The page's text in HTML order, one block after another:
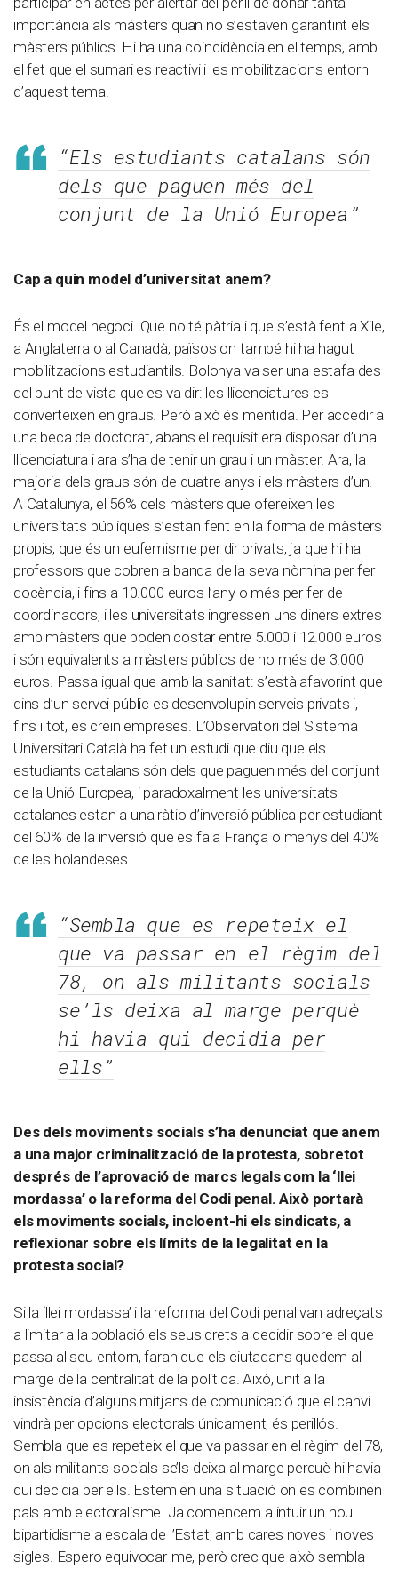
importància als màsters quan no s’estaven garantint els
màsters públics. Hi ha una coincidència en el temps, amb
el fet que el sumari es reactivi i les mobilitzacions entorn
d’aquest tema.
“Els estudiants catalans són
dels que paguen més del
conjunt de la Unió Europea”
Cap a quin model d’universitat anem?
És el model negoci. Que no té pàtria i que s’està fent a Xile,
a Anglaterra o al Canadà, països on també hi ha hagut
mobilitzacions estudiantils. Bolonya va ser una estafa des
del punt de vista que es va dir: les llicenciatures es
converteixen en graus. Però això és mentida. Per accedir a
una beca de doctorat, abans el requisit era disposar d’una
llicenciatura i ara s’ha de tenir un grau i un màster. Ara, la
majoria dels graus són de quatre anys i els màsters d’un.
A Catalunya, el 56% dels màsters que ofereixen les
universitats públiques s’estan fent en la forma de màsters
propis, que és un eufemisme per dir privats, ja que hi ha
professors que cobren a banda de la seva nòmina per fer
docència, i fins a 10.000 euros l’any o més per fer de
coordinadors, i les universitats ingressen uns diners extres
amb màsters que poden costar entre 5.000 i 12.000 euros
i són equivalents a màsters públics de no més de 3.000
euros. Passa igual que amb la sanitat: s’està afavorint que
dins d’un servei públic es desenvolupin serveis privats i,
fins i tot, es creïn empreses. L’Observatori del Sistema
Universitari Català ha fet un estudi que diu que els
estudiants catalans són dels que paguen més del conjunt
de la Unió Europea, i paradoxalment les universitats
catalanes estan a una ràtio d’inversió pública per estudiant
del 60% de la inversió que es fa a França o menys del 40%
de les holandeses.
“Sembla que es repeteix el
que va passar en el règim del
78, on als militants socials
se’ls deixa al marge perquè
hi havia qui decidia per
ells”
Des dels moviments socials s’ha denunciat que anem
a una major criminalització de la protesta, sobretot
després de l’aprovació de marcs legals com la ‘llei
mordassa’ o la reforma del Codi penal. Això portarà
els moviments socials, incloent-hi els sindicats, a
reflexionar sobre els límits de la legalitat en la
protesta social?
Si la ‘llei mordassa’ i la reforma del Codi penal van adreçats
a limitar a la població els seus drets a decidir sobre el que
passa al seu entorn, faran que els ciutadans quedem al
marge de la centralitat de la política. Això, unit a la
insistència d’alguns mitjans de comunicació que el canvi
vindrà per opcions electorals únicament, és perillós.
Sembla que es repeteix el que va passar en el règim del 78,
on als militants socials se’ls deixa al marge perquè hi havia
qui decidia per ells. Estem en una situació on es combinen
pals amb electoralisme. Ja comencem a intuir un nou
bipartidisme a escala de l’Estat, amb cares noves i noves
sigles. Espero equivocar-me, però crec que això sembla